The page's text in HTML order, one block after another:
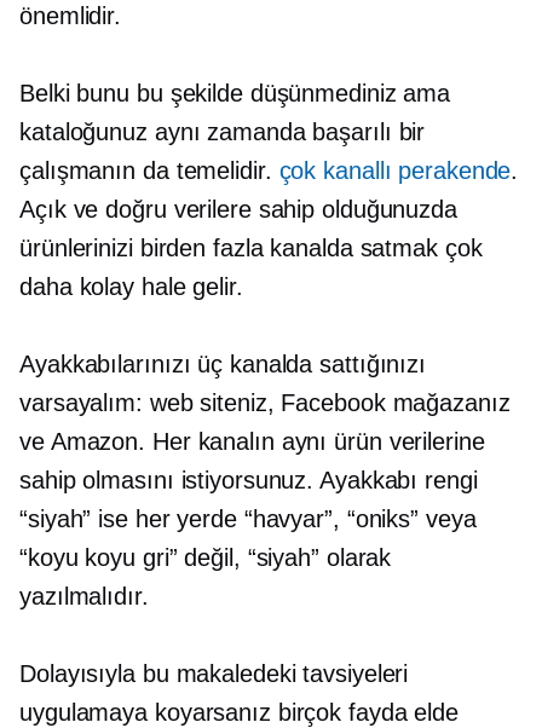
önemlidir.
Belki bunu bu şekilde düşünmediniz ama
kataloğunuz aynı zamanda başarılı bir
çalışmanın da temelidir. çok kanallı perakende.
Açık ve doğru verilere sahip olduğunuzda
ürünlerinizi birden fazla kanalda satmak çok
daha kolay hale gelir.
Ayakkabılarınızı üç kanalda sattığınızı
varsayalım: web siteniz, Facebook mağazanız
ve Amazon. Her kanalın aynı ürün verilerine
sahip olmasını istiyorsunuz. Ayakkabı rengi
“siyah” ise her yerde “havyar”, “oniks” veya
“koyu koyu gri” değil, “siyah” olarak
yazılmalıdır.
Dolayısıyla bu makaledeki tavsiyeleri
uygulamaya koyarsanız birçok fayda elde